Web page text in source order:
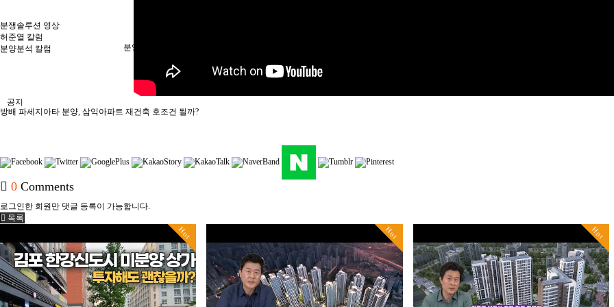
분쟁솔루션 영상
허준열 칼럼
분양분석 칼럼
분양정보
공지
방배 파세지아타 분양, 삼익아파트 재건축 호조건 될까?
0 Comments
로그인한 회원만 댓글 등록이 가능합니다.
목록
Hot Hot Hot